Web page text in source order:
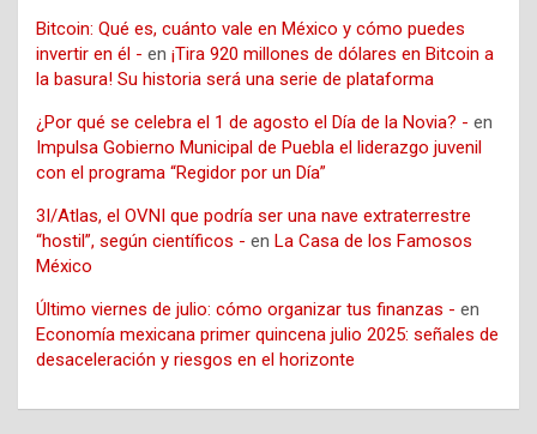
Bitcoin: Qué es, cuánto vale en México y cómo puedes
invertir en él - en ¡Tira 920 millones de dólares en Bitcoin a
la basura! Su historia será una serie de plataforma
¿Por qué se celebra el 1 de agosto el Día de la Novia? - en
Impulsa Gobierno Municipal de Puebla el liderazgo juvenil
con el programa “Regidor por un Día”
3I/Atlas, el OVNI que podría ser una nave extraterrestre
“hostil”, según científicos - en La Casa de los Famosos
México
Último viernes de julio: cómo organizar tus finanzas - en
Economía mexicana primer quincena julio 2025: señales de
desaceleración y riesgos en el horizonte